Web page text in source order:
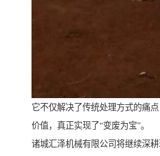
它不仅解决了传统处理方式的痛
价值，真正实现了“变废为宝”。
诸城汇泽机械有限公司将继续深